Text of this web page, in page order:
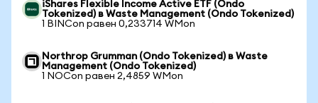
iShares Flexible Income Active ETF (Ondo
Tokenized) в Waste Management (Ondo Tokenized)
1 BINCon равен 0,233714 WMon
Northrop Grumman (Ondo Tokenized) в Waste
Management (Ondo Tokenized)
1 NOCon равен 2,4859 WMon